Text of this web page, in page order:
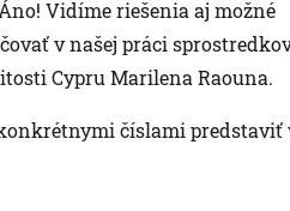
Vidíme riešenia aj možné
v našej práci
Cypru Marilena Raouna.
číslami predstaviť